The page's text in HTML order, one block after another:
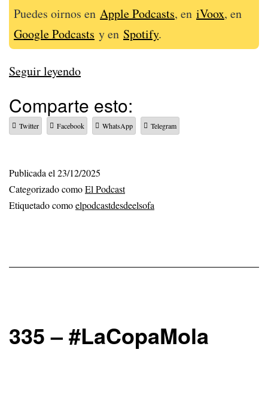
Puedes oirnos en Apple Podcasts, en iVoox, en
Google Podcasts y en Spotify.
Seguir leyendo336
Vuelve,
a
vuelve
Comparte esto:
Twitter Facebook WhatsApp Telegram
Publicada el 23/12/2025
Categorizado comoEl Podcast
Etiquetado comoelpodcastdesdeelsofa
335 – #LaCopaMola